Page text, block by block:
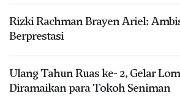
Rizki Rachman Brayen Ariel:
Berprestasi
Ulang Tahun Ruas ke- 2, Gelar
Diramaikan para Tokoh Seniman